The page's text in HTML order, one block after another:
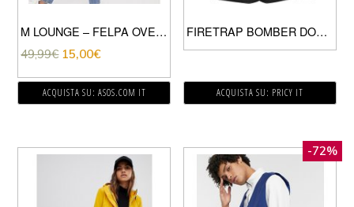
M LOUNGE – FELPA OVERSIZE CON CAPPUCCIO TASCHE GRANDI E FINITURE A CONTRASTO IN VELOUR LUXE-MARRONE
49,99€ 15,00€
ACQUISTA SU: ASOS.COM IT
FIRETRAP BOMBER DONNA BLACK NEW
ACQUISTA SU: PRICY IT
-72%